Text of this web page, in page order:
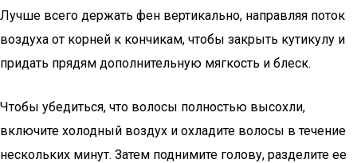
Лучше всего держать фен вертикально, направляя поток
воздуха от корней к кончикам, чтобы закрыть кутикулу и
придать прядям дополнительную мягкость и блеск.
Чтобы убедиться, что волосы полностью высохли,
включите холодный воздух и охладите волосы в течение
нескольких минут. Затем поднимите голову, разделите ее